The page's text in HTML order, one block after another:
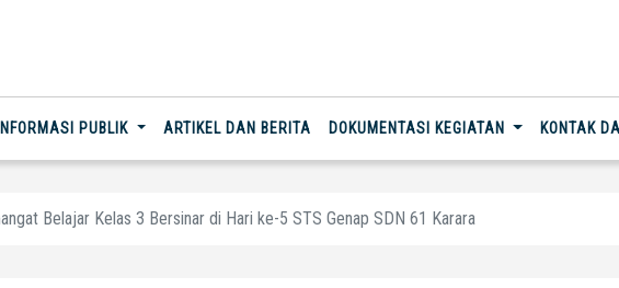
INFORMASI PUBLIK ARTIKEL DAN BERITA DOKUMENTASI KEGIATAN KONTAK
Belajar Kelas 3 Bersinar di Hari ke-5 STS Genap SDN 61 Karara